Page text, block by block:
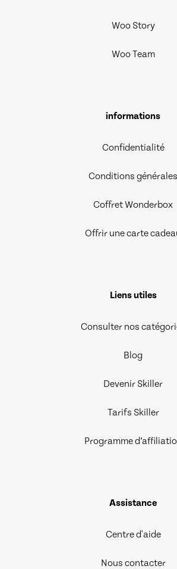
Woo Story
Woo Team
informations
Confidentialité
Conditions générales
Coffret Wonderbox
Offrir une carte
Liens utiles
Consulter nos
Blog
Devenir Skiller
Tarifs Skiller
Programme
Assistance
Centre d'aide
Nous contacter